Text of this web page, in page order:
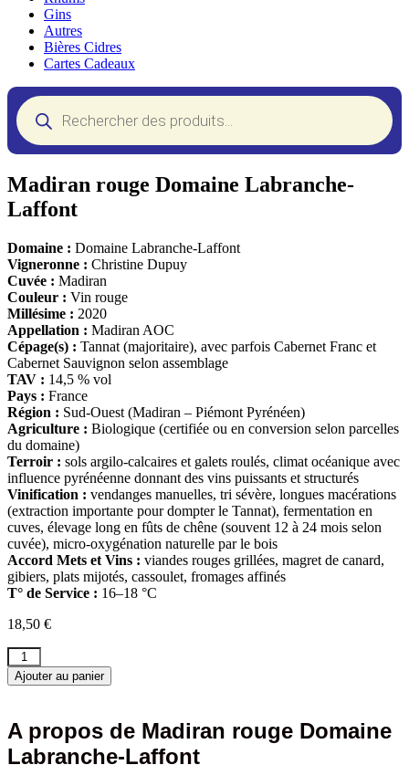
Gins
Autres
Bières Cidres
Cartes Cadeaux
Recherche
de
produits
Madiran rouge Domaine Labranche-
Laffont
Domaine : Domaine Labranche-Laffont
Vigneronne : Christine Dupuy
Cuvée : Madiran
Couleur : Vin rouge
Millésime : 2020
Appellation : Madiran AOC
Cépage(s) : Tannat (majoritaire), avec parfois Cabernet Franc et
Cabernet Sauvignon selon assemblage
TAV : 14,5 % vol
Pays : France
Région : Sud-Ouest (Madiran – Piémont Pyrénéen)
Agriculture : Biologique (certifiée ou en conversion selon parcelles
du domaine)
Terroir : sols argilo-calcaires et galets roulés, climat océanique avec
influence pyrénéenne donnant des vins puissants et structurés
Vinification : vendanges manuelles, tri sévère, longues macérations
(extraction importante pour dompter le Tannat), fermentation en
cuves, élevage long en fûts de chêne (souvent 12 à 24 mois selon
cuvée), micro-oxygénation naturelle par le bois
Accord Mets et Vins : viandes rouges grillées, magret de canard,
gibiers, plats mijotés, cassoulet, fromages affinés
T° de Service : 16–18 °C
18,50 €
quantité
de
Madiran
Domaine
Labranche-
Laffont
Ajouter au panier
A propos de Madiran rouge Domaine
Labranche-Laffont